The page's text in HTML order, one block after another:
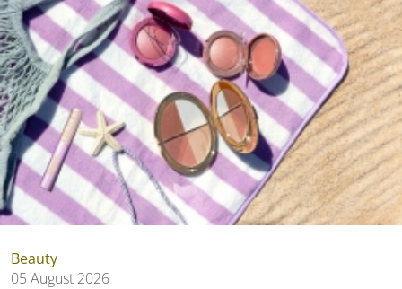
Beauty
05 August 2026